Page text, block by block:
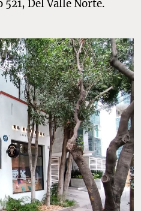
y principiantes en la lectura,
y charlas especiales para
de especialidadque te permitirá
mientras eliges tu próximo libro.
Del Valle Norte.